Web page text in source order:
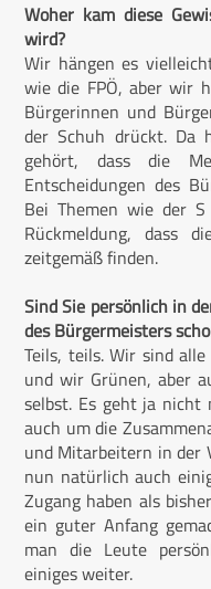
Woher kam diese
wird?
Wir hängen es
wie die FPÖ, aber wir
Bürgerinnen und
der Schuh drückt. Da
gehört, dass die
Entscheidungen des
Bei Themen wie der
Rückmeldung, dass
zeitgemäß finden.
Sind Sie persönlich in
des Bürgermeisters
Teils, teils. Wir sind
und wir Grünen, aber
selbst. Es geht ja nicht
auch um die
und Mitarbeitern in der
nun natürlich auch
Zugang haben als
ein guter Anfang
man die Leute
einiges weiter.